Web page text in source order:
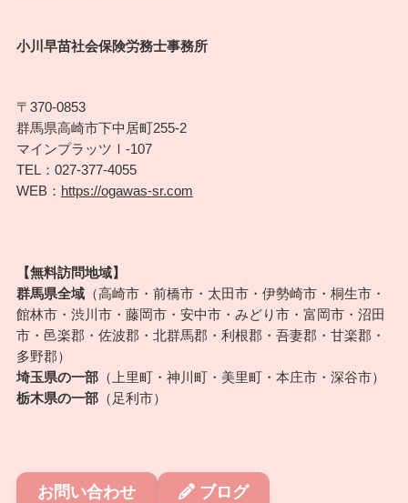
小川早苗社会保険労務士事務所
〒370-0853
群馬県高崎市下中居町255-2
マインプラッツⅠ-107
TEL：027-377-4055
WEB： https://ogawas-sr.com
【無料訪問地域】
群馬県全域（高崎市・前橋市・太田市・伊勢崎市・桐生市・
館林市・渋川市・藤岡市・安中市・みどり市・富岡市・沼田
市・邑楽郡・佐波郡・北群馬郡・利根郡・吾妻郡・甘楽郡・
多野郡）
埼玉県の一部（上里町・神川町・美里町・本庄市・深谷市）
栃木県の一部（足利市）
お問い合わせ ブログ